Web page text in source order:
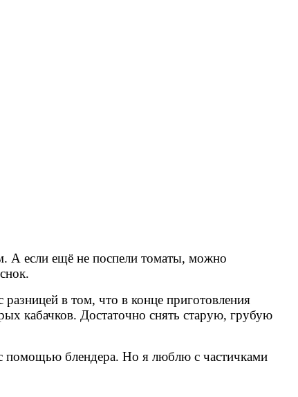
А если ещё не поспели томаты, можно
в том, что в конце приготовления
кабачков. Достаточно снять старую, грубую
помощью блендера. Но я люблю с частичками